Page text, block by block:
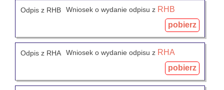
Odpis z RHB Wniosek o wydanie odpisu z RHB
pobierz
Odpis z RHA Wniosek o wydanie odpisu z RHA
pobierz